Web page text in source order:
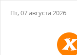
Пт, 07 августа 2026